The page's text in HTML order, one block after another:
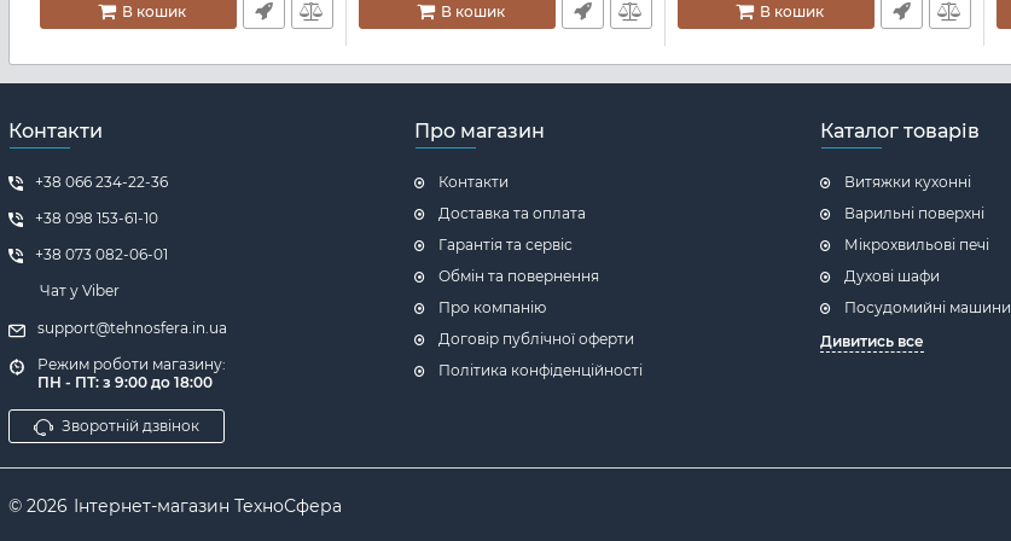
В кошик В кошик В кошик
Контакти
+38 066 234-22-36
+38 098 153-61-10
+38 073 082-06-01
Чат у Viber
support@tehnosfera.in.ua
Режим роботи магазину:
ПН - ПТ: з 9:00 до 18:00
Зворотній дзвінок
Про магазин
Контакти
Доставка та оплата
Гарантія та сервіс
Обмін та повернення
Про компанію
Договір публічної оферти
Політика конфіденційності
Каталог товарів
Витяжки кухонні
Варильні поверхні
Мікрохвильові печі
Духові шафи
Посудомийні машини
Дивитись все
© 2026 Інтернет-магазин ТехноСфера